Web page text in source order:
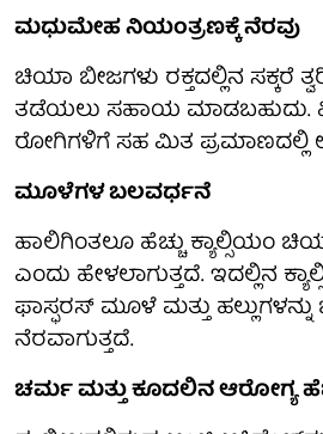
ಮಧುಮೇಹ ನಿಯಂತ್ರಣಕ್ಕೆ ನೆರವು
ಚಿಯಾ ಬೀಜಗಳು ರಕ್ತದಲ್ಲಿನ ಸಕ್ಕರೆ
ತಡೆಯಲು ಸಹಾಯ ಮಾಡಬಹುದು.
ರೋಗಿಗಳಿಗೆ ಸಹ ಮಿತ ಪ್ರಮಾಣದಲ್ಲಿ
ಮೂಳೆಗಳ ಬಲವರ್ಧನೆ
ಹಾಲಿಗಿಂತಲೂ ಹೆಚ್ಚು ಕ್ಯಾಲ್ಸಿಯಂ
ಎಂದು ಹೇಳಲಾಗುತ್ತದೆ. ಇದಲ್ಲಿನ
ಫಾಸ್ಫರಸ್ ಮೂಳೆ ಮತ್ತು
ನೆರವಾಗುತ್ತದೆ.
ಚರ್ಮ ಮತ್ತು ಕೂದಲಿನ ಆರೋಗ್ಯ